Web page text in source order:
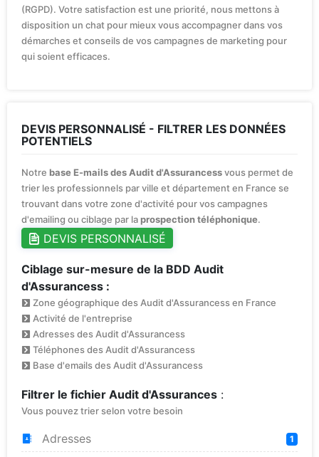
(RGPD). Votre satisfaction est une priorité, nous mettons à
disposition un chat pour mieux vous accompagner dans vos
démarches et conseils de vos campagnes de marketing pour
qui soient efficaces.
DEVIS PERSONNALISÉ - FILTRER LES DONNÉES
POTENTIELS
Notre base E-mails des Audit d'Assurancessvous permet de
trier les professionnels par ville et département en France se
trouvant dans votre zone d'activité pour vos campagnes
d'emailing ou ciblage par laprospection téléphonique.
DEVIS PERSONNALISÉ
Ciblage sur-mesure de la BDD Audit
d'Assurancess :
Zone géographique des Audit d'Assurancess en France
Activité de l'entreprise
Adresses des Audit d'Assurancess
Téléphones des Audit d'Assurancess
Base d'emails des Audit d'Assurancess
Filtrer le fichier Audit d'Assurances :
Vous pouvez trier selon votre besoin
Adresses 1